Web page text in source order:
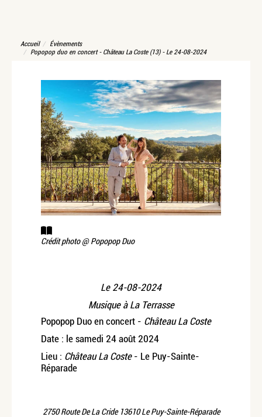
Accueil
Évènements
Popopop duo en concert - Château La Coste (13) - Le 24-08-2024
Crédit photo @Popopop Duo
Le 24-08-2024
Musique à La Terrasse
Popopop Duo en concert - Château La Coste
Date : le samedi 24 août 2024
Lieu : Château La Coste- Le Puy-Sainte-
Réparade
2750 Route De La Cride 13610 Le Puy-Sainte-Réparade